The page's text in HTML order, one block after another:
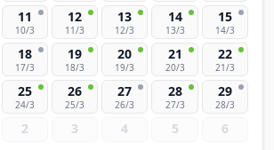
11
10/3
12
11/3
13
12/3
14
13/3
15
14/3
18
17/3
19
18/3
20
19/3
21
20/3
22
21/3
25
24/3
26
25/3
27
26/3
28
27/3
29
28/3
2 3 4 5 6